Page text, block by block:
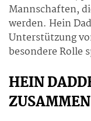
Mannschaften,
werden. Hein
Unterstützung
besondere Rolle
HEIN
ZUSAMMEN